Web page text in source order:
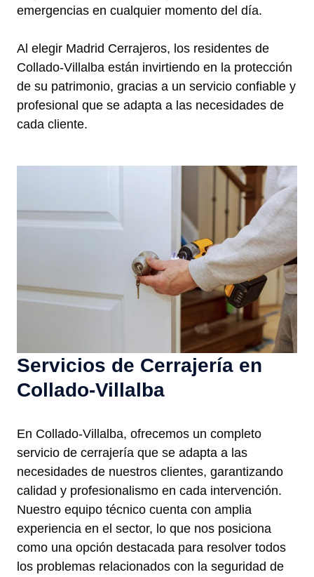
emergencias en cualquier momento del día.
Al elegir Madrid Cerrajeros, los residentes de
Collado-Villalba están invirtiendo en la protección
de su patrimonio, gracias a un servicio confiable y
profesional que se adapta a las necesidades de
cada cliente.
Servicios de Cerrajería en
Collado-Villalba
En Collado-Villalba, ofrecemos un completo
servicio de cerrajería que se adapta a las
necesidades de nuestros clientes, garantizando
calidad y profesionalismo en cada intervención.
Nuestro equipo técnico cuenta con amplia
experiencia en el sector, lo que nos posiciona
como una opción destacada para resolver todos
los problemas relacionados con la seguridad de